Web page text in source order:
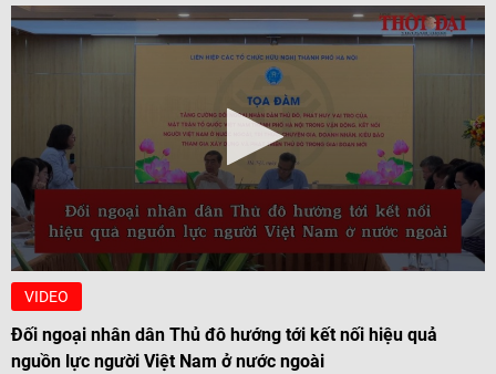
VIDEO
Đối ngoại nhân dân Thủ đô hướng tới kết nối hiệu quả
nguồn lực người Việt Nam ở nước ngoài